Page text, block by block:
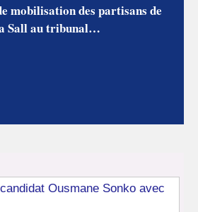
mobilisation des partisans de
Sall au tribunal…
Ousmane Sonko avec